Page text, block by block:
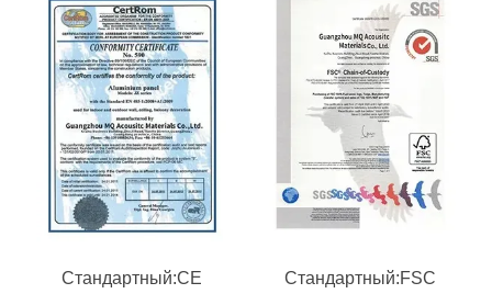
Стандартный:CE Стандартный:FSC